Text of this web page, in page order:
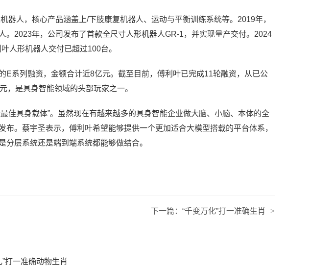
器人，核心产品涵盖上/下肢康复机器人、运动与平衡训练系统等。2019年，
。 2023年， 公司 发布了首款全尺寸人形机器人GR-1，并实现量产交付。2024
人形机器人交付已超过100台。
E系列融资，金额合计近8亿元。 截至目前，傅利叶已完成11轮融资，从已公
，是具身智能领域的头部玩家之一。
佳具身载体”。虽然现在有越来越多的具身智能企业做大脑、小脑、本体的全
布。 蔡宇圣表示，傅利叶希望能够提供一个更加适合大模型搭载的平台体系，
层系统还是端到端系统都能够做结合。
>
下一篇： “千变万化”打一准确生肖
打一准确动物生肖